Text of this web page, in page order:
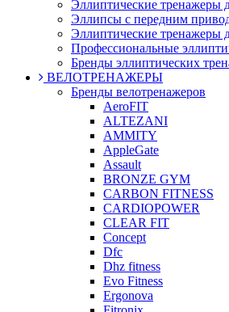
Эллиптические тренажеры
Эллипсы с передним
Эллиптические тренажеры
Профессиональные
Бренды эллиптических
ВЕЛОТРЕНАЖЕРЫ
Бренды велотренажеров
AeroFIT
ALTEZANI
AMMITY
AppleGate
Assault
BRONZE GYM
CARBON FITNESS
CARDIOPOWER
CLEAR FIT
Concept
Dfc
Dhz fitness
Evo Fitness
Ergonova